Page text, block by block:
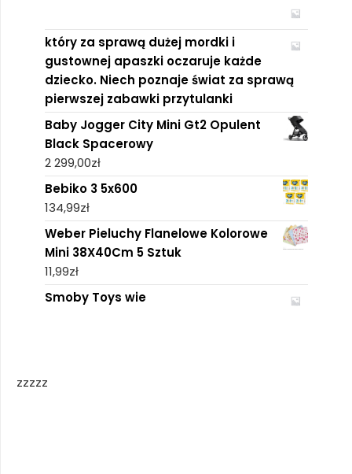
który za sprawą dużej mordki i
gustownej apaszki oczaruje każde
dziecko. Niech poznaje świat za sprawą
pierwszej zabawki przytulanki
Baby Jogger City Mini Gt2 Opulent
Black Spacerowy
2 299,00zł
Bebiko 3 5x600
134,99zł
Weber Pieluchy Flanelowe Kolorowe
Mini 38X40Cm 5 Sztuk
11,99zł
Smoby Toys wie
zzzzz